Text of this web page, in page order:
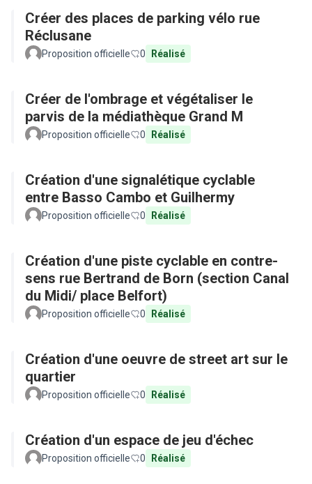
Créer des places de parking vélo rue
Réclusane
Proposition officielle 0 Réalisé
Créer de l'ombrage et végétaliser le
parvis de la médiathèque Grand M
Proposition officielle 0 Réalisé
Création d'une signalétique cyclable
entre Basso Cambo et Guilhermy
Proposition officielle 0 Réalisé
Création d'une piste cyclable en contre-
sens rue Bertrand de Born (section Canal
du Midi/ place Belfort)
Proposition officielle 0 Réalisé
Création d'une oeuvre de street art sur le
quartier
Proposition officielle 0 Réalisé
Création d'un espace de jeu d'échec
Proposition officielle 0 Réalisé